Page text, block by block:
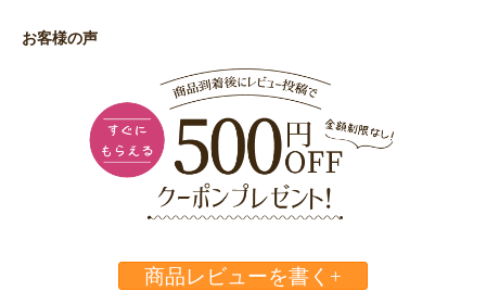
お客様の声
商品レビューを書く+